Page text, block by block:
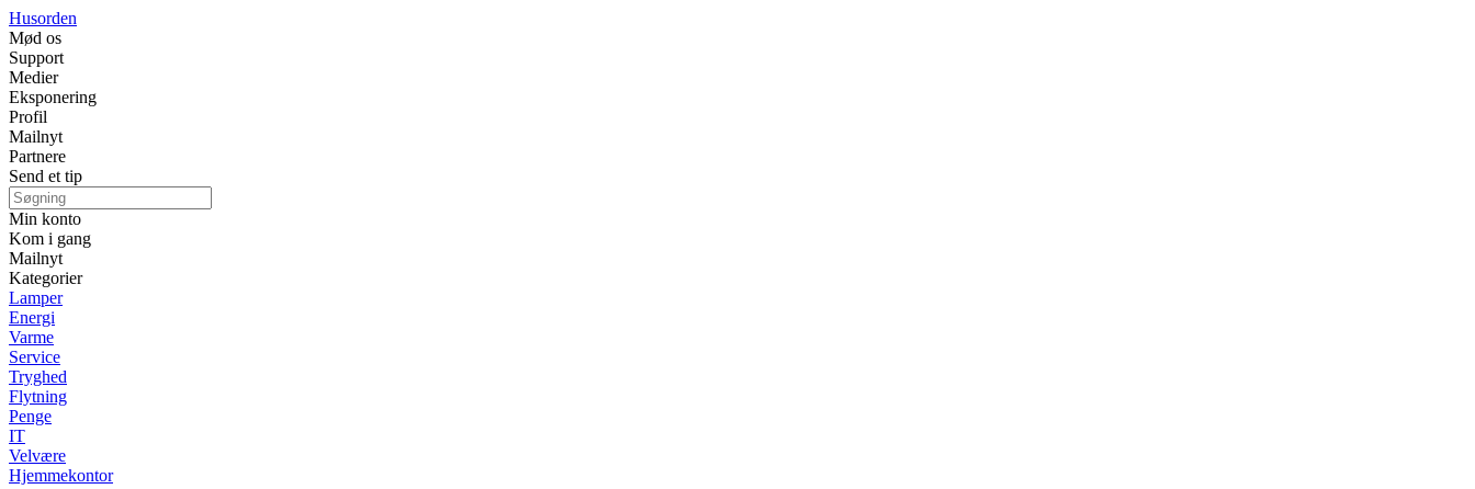
Husorden
Mød os
Support
Medier
Eksponering
Profil
Mailnyt
Partnere
Send et tip
Min konto
Kom i gang
Mailnyt
Kategorier
Lamper
Energi
Varme
Service
Tryghed
Flytning
Penge
IT
Velvære
Hjemmekontor